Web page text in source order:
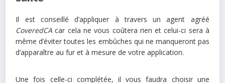
Il est conseillé d’appliquer à travers un agent agréé
CoveredCA car cela ne vous coûtera rien et celui-ci sera à
même d’éviter toutes les embûches qui ne manqueront pas
d’apparaître au fur et à mesure de votre application.
Une fois celle-ci complétée, il vous faudra choisir une